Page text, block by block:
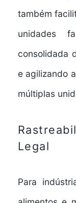
também
unidades
consolidada
e agilizando
múltiplas
Legal
Para